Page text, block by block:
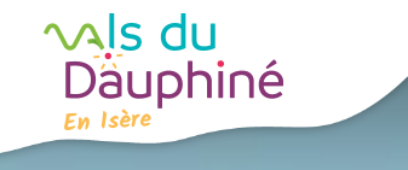
Panneau de gestion des cookies